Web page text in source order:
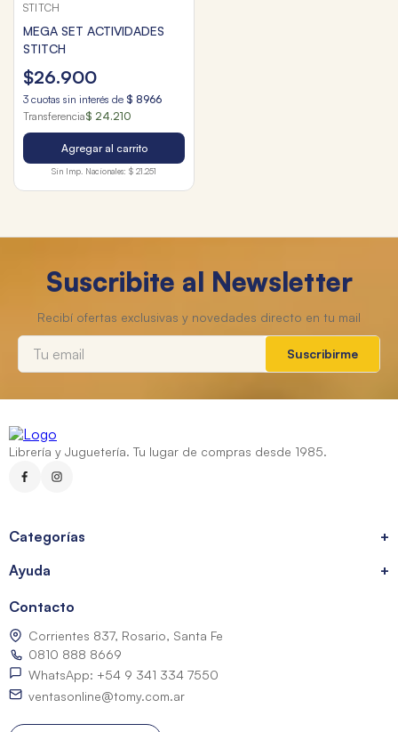
STITCH
MEGA SET ACTIVIDADES
STITCH
$26.900
3 cuotas sin interés de $ 8966
Transferencia$ 24.210
Agregar al carrito
Sin Imp. Nacionales: $ 21.251
Suscribite al Newsletter
Suscribirme
Librería y Juguetería. Tu lugar de compras desde 1985.
Categorías
+
Ayuda
+
Contacto
Corrientes 837, Rosario, Santa Fe
0810 888 8669
WhatsApp: +54 9 341 334 7550
ventasonline@tomy.com.ar